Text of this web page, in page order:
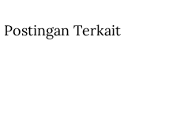
Postingan Terkait